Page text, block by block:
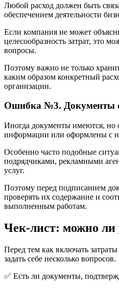
Любой расход должен быть
обеспечением деятельности
Если компания не может
целесообразность затрат, это
вопросы.
Поэтому важно не только
каким образом конкретный
организации.
Ошибка №3. Документы
Иногда документы имеются, но
информации или оформлены с
Особенно часто подобные
подрядчиками, рекламными
услуг.
Поэтому перед подписанием
проверять их содержание и
выполненным работам.
Чек-лист: можно ли
Перед тем как включать
задать себе несколько вопросов.
✅ Есть ли документы,